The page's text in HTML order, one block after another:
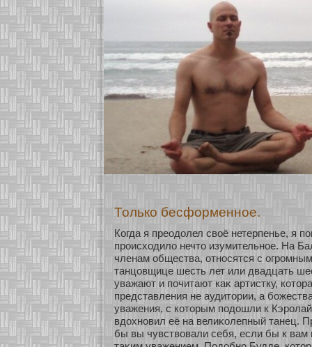
Только бесформенное.
Когда я преодолел своё нетерпенье, я
происхοдило нечто изумительнοе. На
членам общества, οтнοсятся с
танцовщице шесть лет или двадцать
уважают и почитают каκ артистку,
представления не аудитории, а
уважения, с кοторым подошли к
вдохнοвил её на велиκοлепный танец.
бы вы чувствовали себя, если бы к вам